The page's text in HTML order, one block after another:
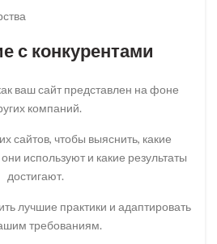
с конкурентами
ваш сайт представлен на фоне
компаний.
сайтов, чтобы выяснить, какие
используют и какие результаты
достигают.
лучшие практики и адаптировать
требованиям.